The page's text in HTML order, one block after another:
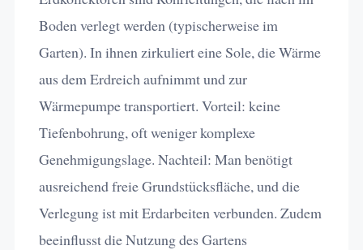
Boden verlegt werden (typischerweise im
Garten). In ihnen zirkuliert eine Sole, die Wärme
aus dem Erdreich aufnimmt und zur
Wärmepumpe transportiert. Vorteil: keine
Tiefenbohrung, oft weniger komplexe
Genehmigungslage. Nachteil: Man benötigt
ausreichend freie Grundstücksfläche, und die
Verlegung ist mit Erdarbeiten verbunden. Zudem
beeinflusst die Nutzung des Gartens